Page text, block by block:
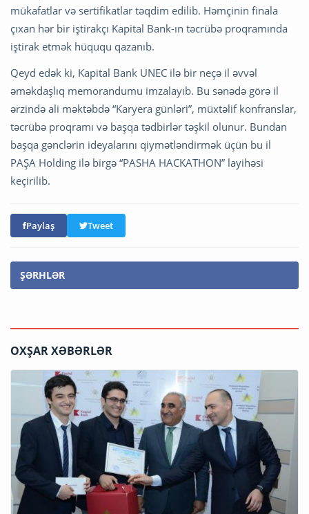
mükafatlar və sertifikatlar təqdim edilib. Həmçinin finala
çıxan hər bir iştirakçı Kapital Bank-ın təcrübə proqramında
iştirak etmək hüququ qazanıb.
Qeyd edək ki, Kapital Bank UNEC ilə bir neçə il əvvəl
əməkdaşlıq memorandumu imzalayıb. Bu sənədə görə il
ərzində ali məktəbdə “Karyera günləri”, müxtəlif konfranslar,
təcrübə proqramı və başqa tədbirlər təşkil olunur. Bundan
başqa gənclərin ideyalarını qiymətləndirmək üçün bu il
PAŞA Holding ilə birgə “PASHA HACKATHON” layihəsi
keçirilib.
Paylaş Tweet
ŞƏRHLƏR
OXŞAR XƏBƏRLƏR